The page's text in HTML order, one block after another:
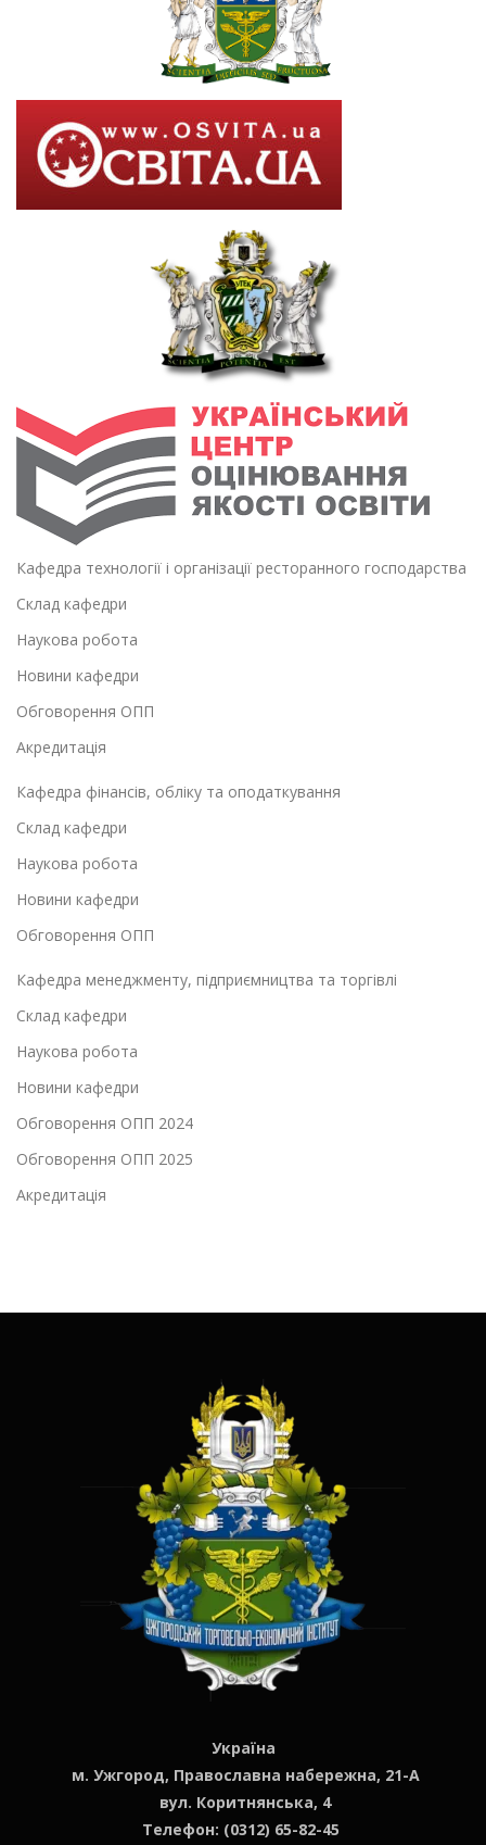
Кафедра технології і організації ресторанного господарства
Склад кафедри
Наукова робота
Новини кафедри
Обговорення ОПП
Акредитація
Кафедра фінансів, обліку та оподаткування
Склад кафедри
Наукова робота
Новини кафедри
Обговорення ОПП
Кафедра менеджменту, підприємництва та торгівлі
Склад кафедри
Наукова робота
Новини кафедри
Обговорення ОПП 2024
Обговорення ОПП 2025
Акредитація
Україна
м. Ужгород, Православна набережна, 21-А
вул. Коритнянська, 4
Телефон: (0312) 65-82-45